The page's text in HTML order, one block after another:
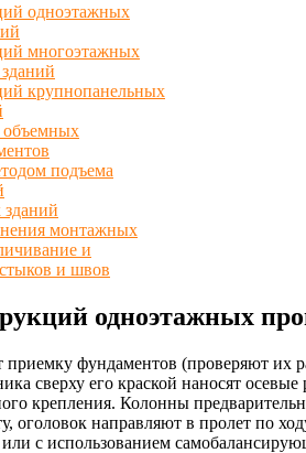
одноэтажных
многоэтажных
крупнопанельных
объемных
подъема
монтажных
и
и швов
одноэтажных
приемку фундаментов (проверяют их
сверху его краской наносят
крепления. Колонны
оголовок направляют в пролет по
с использованием